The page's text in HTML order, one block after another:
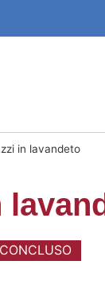
in lavandeto